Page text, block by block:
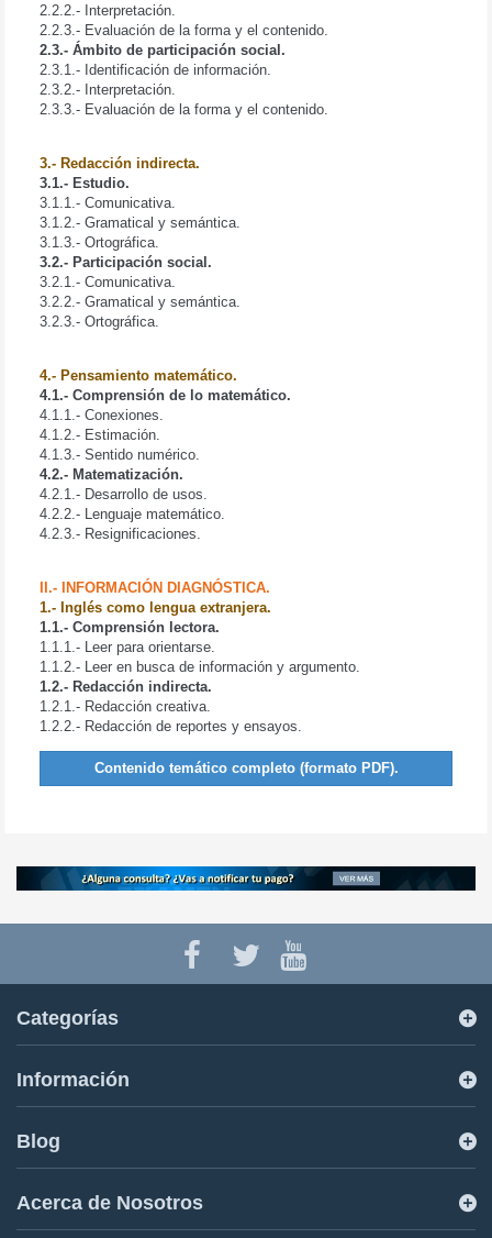
2.2.2.- Interpretación.
2.2.3.- Evaluación de la forma y el contenido.
2.3.- Ámbito de participación social.
2.3.1.- Identificación de información.
2.3.2.- Interpretación.
2.3.3.- Evaluación de la forma y el contenido.
3.- Redacción indirecta.
3.1.- Estudio.
3.1.1.- Comunicativa.
3.1.2.- Gramatical y semántica.
3.1.3.- Ortográfica.
3.2.- Participación social.
3.2.1.- Comunicativa.
3.2.2.- Gramatical y semántica.
3.2.3.- Ortográfica.
4.- Pensamiento matemático.
4.1.- Comprensión de lo matemático.
4.1.1.- Conexiones.
4.1.2.- Estimación.
4.1.3.- Sentido numérico.
4.2.- Matematización.
4.2.1.- Desarrollo de usos.
4.2.2.- Lenguaje matemático.
4.2.3.- Resignificaciones.
II.- INFORMACIÓN DIAGNÓSTICA.
1.- Inglés como lengua extranjera.
1.1.- Comprensión lectora.
1.1.1.- Leer para orientarse.
1.1.2.- Leer en busca de información y argumento.
1.2.- Redacción indirecta.
1.2.1.- Redacción creativa.
1.2.2.- Redacción de reportes y ensayos.
Contenido temático completo (formato PDF).
Categorías
Información
Blog
Acerca de Nosotros